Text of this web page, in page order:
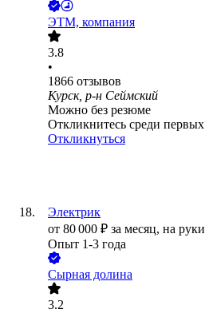
ЭТМ, компания
3.8
•
1866 отзывов
Курск, р-н Сеймский
Можно без резюме
Откликнитесь среди первых
Откликнуться
Электрик
от 80 000 ₽ за месяц, на руки
Опыт 1-3 года
Сырная долина
3.2